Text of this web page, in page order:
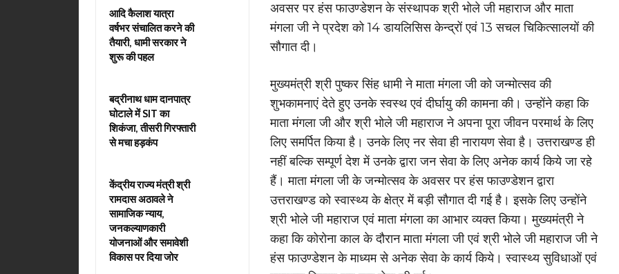
आदि कैलाश यात्रा
वर्षभर संचालित करने की
तैयारी, धामी सरकार ने
शुरू की पहल
बद्रीनाथ धाम दानपात्र
घोटाले में SIT का
शिकंजा, तीसरी गिरफ्तारी
से मचा हड़कंप
केंद्रीय राज्य मंत्री श्री
रामदास अठावले ने
सामाजिक न्याय,
जनकल्याणकारी
योजनाओं और समावेशी
विकास पर दिया जोर
अवसर पर हंस फाउण्डेशन के संस्थापक श्री भोले जी महाराज और माता
मंगला जी ने प्रदेश को 14 डायलिसिस केन्द्रों एवं 13 सचल चिकित्सालयों की
सौगात दी।
मुख्यमंत्री श्री पुष्कर सिंह धामी ने माता मंगला जी को जन्मोत्सव की
शुभकामनाएं देते हुए उनके स्वस्थ एवं दीर्घायु की कामना की। उन्होंने कहा कि
माता मंगला जी और श्री भोले जी महाराज ने अपना पूरा जीवन परमार्थ के लिए
लिए समर्पित किया है। उनके लिए नर सेवा ही नारायण सेवा है। उत्तराखण्ड ही
नहीं बल्कि सम्पूर्ण देश में उनके द्वारा जन सेवा के लिए अनेक कार्य किये जा रहे
हैं। माता मंगला जी के जन्मोत्सव के अवसर पर हंस फाउण्डेशन द्वारा
उत्तराखण्ड को स्वास्थ्य के क्षेत्र में बड़ी सौगात दी गई है। इसके लिए उन्होंने
श्री भोले जी महाराज एवं माता मंगला का आभार व्यक्त किया। मुख्यमंत्री ने
कहा कि कोरोना काल के दौरान माता मंगला जी एवं श्री भोले जी महाराज जी ने
हंस फाउण्डेशन के माध्यम से अनेक सेवा के कार्य किये। स्वास्थ्य सुविधाओं एवं